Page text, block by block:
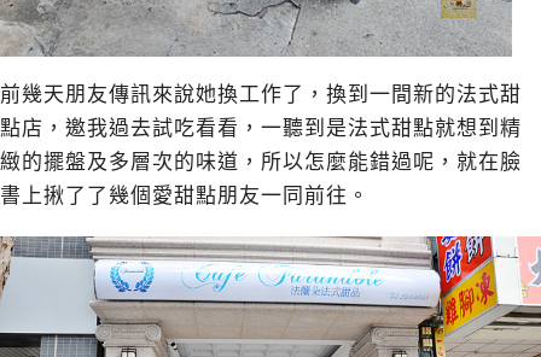
前幾天朋友傳訊來說她換工作了，換到一間新的法式甜
點店，邀我過去試吃看看，一聽到是法式甜點就想到精
緻的擺盤及多層次的味道，所以怎麼能錯過呢，就在臉
書上揪了了幾個愛甜點朋友一同前往。